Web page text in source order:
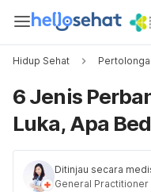
Hidup Sehat
6 Jenis
Luka, Apa
Ditinjau secara
General Practitioner